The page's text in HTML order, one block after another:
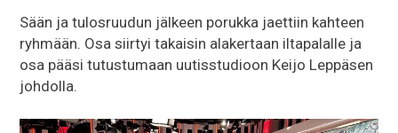
Sään ja tulosruudun jälkeen porukka jaettiin kahteen
ryhmään. Osa siirtyi takaisin alakertaan iltapalalle ja
osa pääsi tutustumaan uutisstudioon Keijo Leppäsen
johdolla.